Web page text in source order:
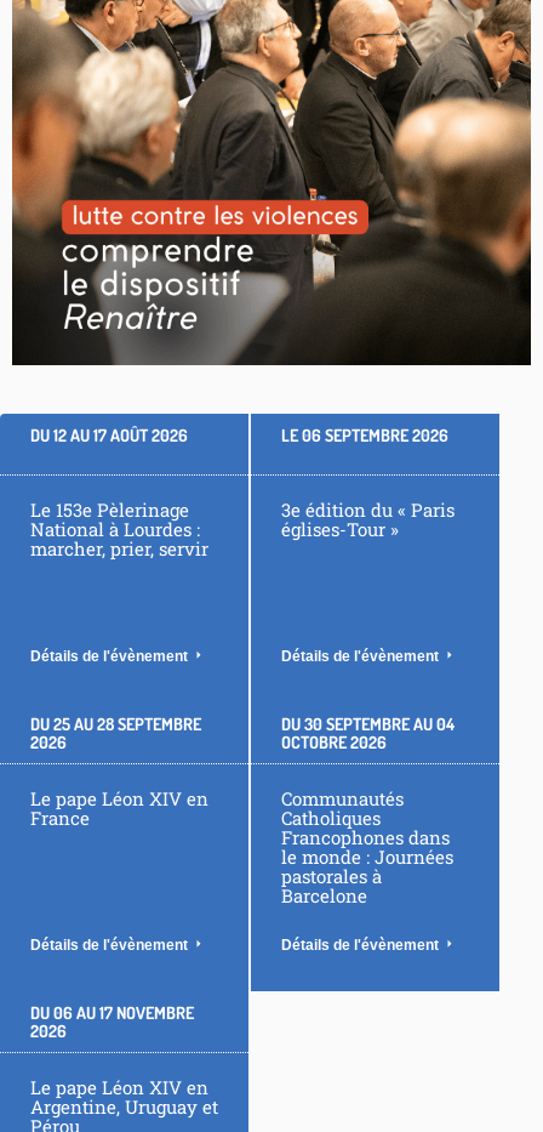
DU12AU17 AOÛT 2026
Le 153e Pèlerinage
National à Lourdes :
marcher, prier, servir
Détails de l'évènement
LE 06 SEPTEMBRE 2026
3e édition du « Paris
églises-Tour »
Détails de l'évènement
DU25AU28 SEPTEMBRE
2026
Le pape Léon XIV en
France
Détails de l'évènement
DU30 SEPTEMBREAU04
OCTOBRE 2026
Communautés
Catholiques
Francophones dans
le monde : Journées
pastorales à
Barcelone
Détails de l'évènement
DU06AU17 NOVEMBRE
2026
Le pape Léon XIV en
Argentine, Uruguay et
Pérou